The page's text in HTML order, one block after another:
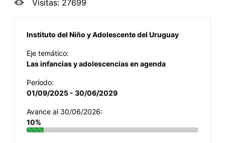
Visitas: 27699
Instituto del Niño y Adolescente del Uruguay
Eje temático:
Las infancias y adolescencias en agenda
Período:
01/09/2025 - 30/06/2029
Avance al 30/06/2026:
10%